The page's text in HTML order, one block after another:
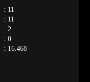
: 11
: 11
: 2
: 0
: 16.468